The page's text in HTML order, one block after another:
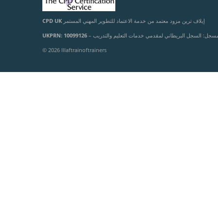
إيلاف ترين مزود معتمد من خدمة الاعتماد للتطوير المهني المستمر CPD UK
السجل البريطاني لمقدمي خدمات التعليم والتدريب – UKPRN: 10099126
© 2026 Illaftrainoftrainers